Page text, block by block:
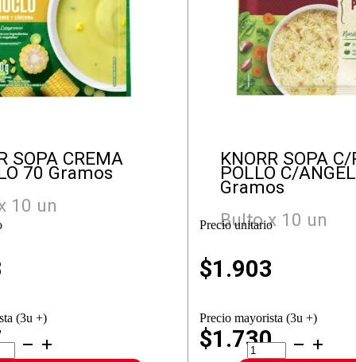
SOPA CREMA
70 Gramos
10 un
(3u +)
KNORR SOPA
POLLO C/
Gramos
Bulto x 10 un
Precio unitario
$1.903
Precio mayorista (3u +)
$1.730
KNORR
SOPA